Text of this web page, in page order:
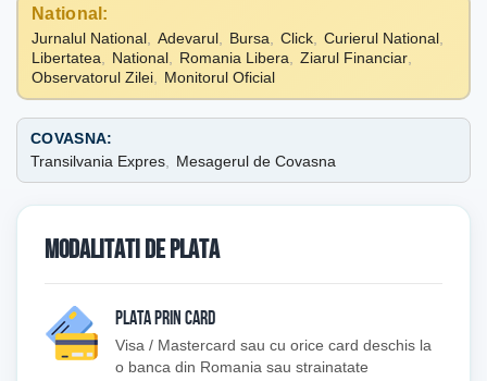
MODALITATI DE PLATA
PLATA PRIN CARD
Visa / Mastercard sau cu orice card deschis la
o banca din Romania sau strainatate
National:
Jurnalul National Adevarul Bursa Click Curierul National
Libertatea
National Romania Libera Ziarul Financiar
Observatorul Zilei
Monitorul Oficial
COVASNA:
Transilvania Expres
Mesagerul de Covasna